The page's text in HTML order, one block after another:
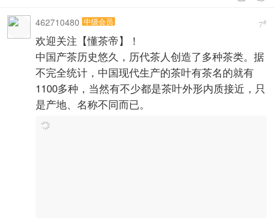
茶、螺钉形茶、片形茶、尖形茶、颗粒形茶、花朵
形茶、团块形茶等
5、按釆收季节
春茶：（惊蛰、春分、清明、谷雨）
夏茶：（立夏、小满、芒种、夏至、小
暑、大暑）
秋茶：（立秋、处暑、白露、秋分）
冬茶：（寒露、霜降、立冬、小雪）